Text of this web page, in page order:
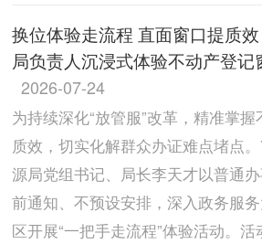
换位体验走流程 直面窗口提质
局负责人沉浸式体验不动产登记
2026-07-24
为持续深化“放管服”改革，精准掌
质效，切实化解群众办证难点堵点
源局党组书记、局长李天才以普通
前通知、不预设安排，深入政务服
区开展“一把手走流程”体验活动。